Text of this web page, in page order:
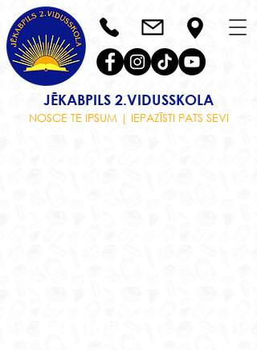
JĒKABPILS 2.VIDUSSKOLA
NOSCE TE IPSUM | IEPAZĪSTI PATS SEVI